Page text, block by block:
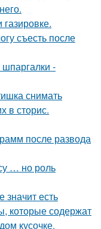
съесть после
-
снимать
в сторис.
после развода
… но роль
значит есть
которые содержат
кусочке.